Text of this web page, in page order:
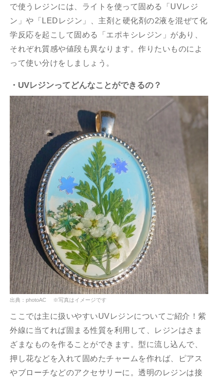
で使うレジンには、ライトを使って固める「UVレジ
ン」や「LEDレジン」、主剤と硬化剤の2液を混ぜて化
学反応を起こして固める「エポキシレジン」があり、
それぞれ質感や値段も異なります。作りたいものによ
って使い分けをしましょう。
・UVレジンってどんなことができるの？
出典：photoAC ※写真はイメージです
ここでは主に扱いやすいUVレジンについてご紹介！紫
外線に当てれば固まる性質を利用して、レジンはさま
ざまなものを作ることができます。型に流し込んで、
押し花などを入れて固めたチャームを作れば、ピアス
やブローチなどのアクセサリーに。透明のレジンは接